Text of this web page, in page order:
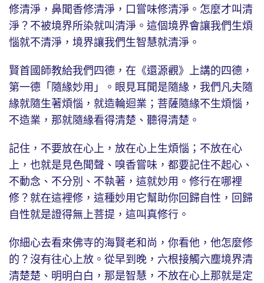
修清淨，鼻聞香修清淨，口嘗味修清淨。怎麼才叫清
淨？不被境界所染就叫清淨。這個境界會讓我們生煩
惱就不清淨，境界讓我們生智慧就清淨。
賢首國師教給我們四德，在《還源觀》上講的四德，
第一德「隨緣妙用」。眼見耳聞是隨緣，我們凡夫隨
緣就隨生著煩惱，就造輪迴業；菩薩隨緣不生煩惱，
不造業，那就隨緣看得清楚、聽得清楚。
記住，不要放在心上，放在心上生煩惱；不放在心
上，也就是見色聞聲、嗅香嘗味，都要記住不起心、
不動念、不分別、不執著，這就妙用。修行在哪裡
修？就在這裡修，這種妙用它幫助你回歸自性，回歸
自性就是證得無上菩提，這叫真修行。
你細心去看來佛寺的海賢老和尚，你看他，他怎麼修
的？沒有往心上放。從早到晚，六根接觸六塵境界清
清楚楚、明明白白，那是智慧，不放在心上那就是定